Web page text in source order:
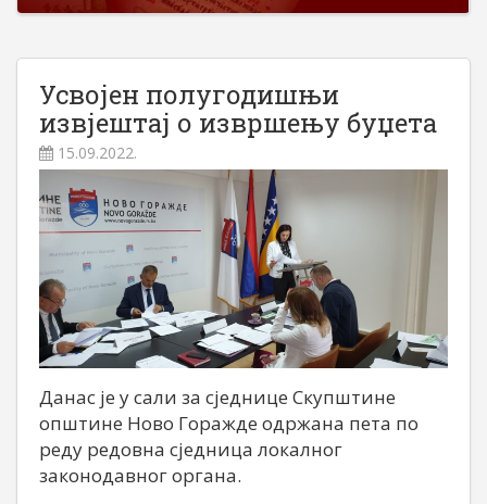
Усвојен полугодишњи
извјештај о извршењу буџета
15.09.2022.
Данас је у сали за сједнице Скупштине
општине Ново Горажде одржана пета по
реду редовна сједница локалног
законодавног органа.